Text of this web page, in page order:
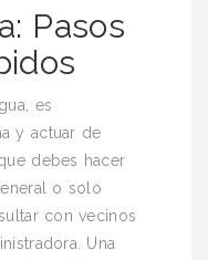
Pasos
es
y actuar de
debes hacer
o solo
con vecinos
Una